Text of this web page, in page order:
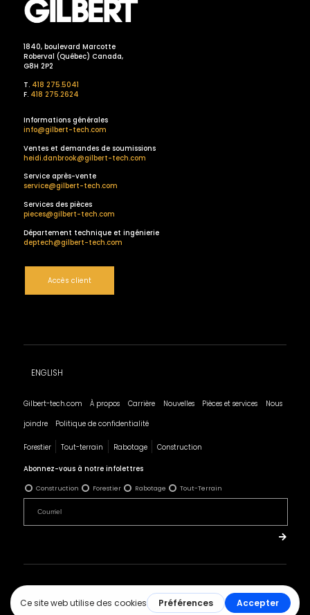
1840, boulevard Marcotte
Roberval (Québec) Canada,
G8H 2P2
T. 418 275.5041
F. 418 275.2624
Informations générales
info@gilbert-tech.com
Ventes et demandes de soumissions
heidi.danbrook@gilbert-tech.com
Service après-vente
service@gilbert-tech.com
Services des pièces
pieces@gilbert-tech.com
Département technique et ingénierie
deptech@gilbert-tech.com
Accès client
ENGLISH
Gilbert-tech.com À propos Carrière Nouvelles Pièces et services Nous
joindre Politique de confidentialité
Forestier Tout-terrain Rabotage Construction
Abonnez-vous à notre infolettres
Construction Forestier Rabotage Tout-Terrain
© 2019 Tous droits réservés - Les Produits Gilbert.
Réalisation :
ArsenalWeb.ca